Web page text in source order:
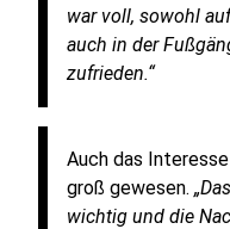
war voll, sowohl
auch in der
zufrieden.“
Auch das
groß gewesen.
wichtig und die